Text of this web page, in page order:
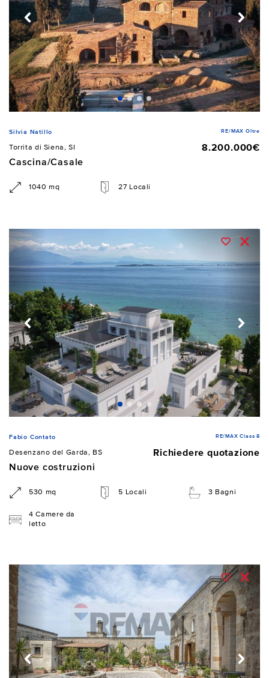
Silvia Natillo RE/MAX Oltre
Torrita di Siena, SI
8.200.000€
Cascina/Casale
1040 mq 27 Locali
Fabio Contato RE/MAX Class 8
Desenzano del Garda, BS
Richiedere quotazione
Nuove costruzioni
530 mq 5 Locali 3 Bagni
4 Camere da
letto